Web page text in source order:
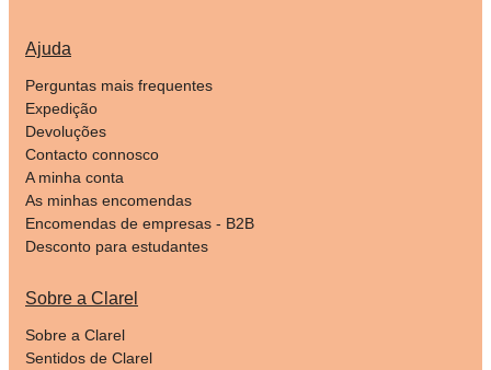
Ajuda
Perguntas mais frequentes
Expedição
Devoluções
Contacto connosco
A minha conta
As minhas encomendas
Encomendas de empresas - B2B
Desconto para estudantes
Sobre a Clarel
Sobre a Clarel
Sentidos de Clarel